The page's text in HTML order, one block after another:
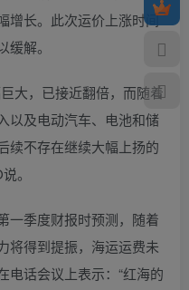
增长。此次运价上涨时间
解。
大，已接近翻倍，而随着
以及电动汽车、电池和储
续不存在继续大幅上扬的
。
季度财报时预测，随着
将得到提振，海运运费未
电话会议上表示：“红海的